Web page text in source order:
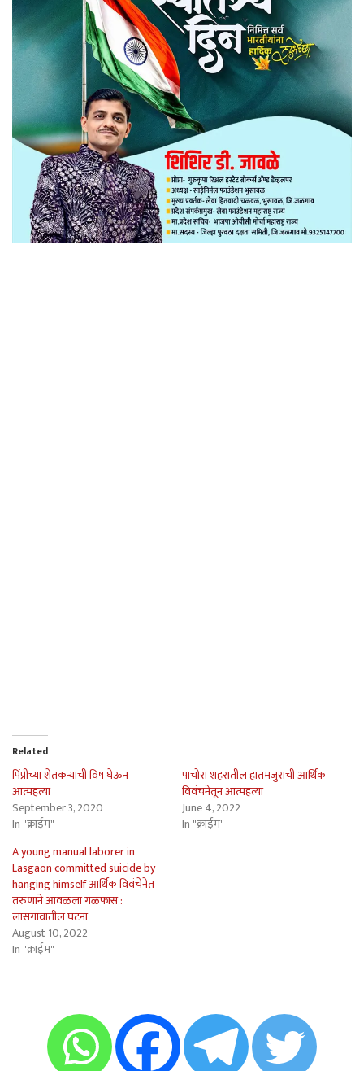
Related
पिंप्रीच्या शेतकर्‍याची विष घेऊन
आत्महत्या
September 3, 2020
In "क्राईम"
पाचोरा शहरातील हातमजुराची आर्थिक
विवंचनेतून आत्महत्या
June 4, 2022
In "क्राईम"
A young manual laborer in
Lasgaon committed suicide by
hanging himself आर्थिक विवंचेनेत
तरुणाने आवळला गळफास :
लासगावातील घटना
August 10, 2022
In "क्राईम"